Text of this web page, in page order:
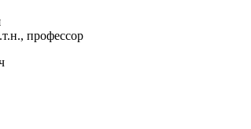
профессор